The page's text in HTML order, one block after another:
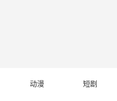
动漫 短剧